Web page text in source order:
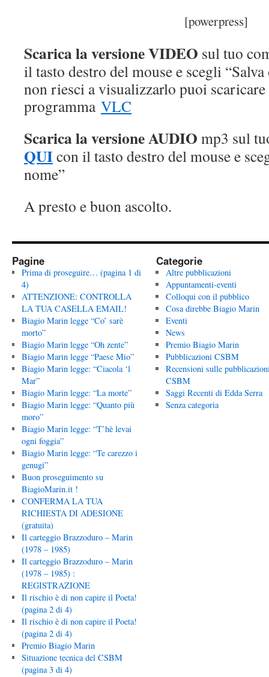
[powerpress]
Scarica la versione VIDEO sul tuo
il tasto destro del mouse e scegli
non riesci a visualizzarlo puoi
programma VLC
Scarica la versione AUDIO mp3 sul
QUIcon il tasto destro del mouse e
nome”
A presto e buon ascolto.
Pagine
Prima di proseguire… (pagina 1 di
4)
ATTENZIONE: CONTROLLA
LA TUA CASELLA EMAIL!
Biagio Marin legge “Co’ sarè
morto”
Biagio Marin legge “Oh zente”
Biagio Marin legge “Paese Mio”
Biagio Marin legge: “Ciacola ‘l
Mar”
Biagio Marin legge: “La morte”
Biagio Marin legge: “Quanto più
moro”
Biagio Marin legge: “T’hè levai
ogni foggia”
Biagio Marin legge: “Te carezzo i
genugi”
Buon proseguimento su
BiagioMarin.it !
CONFERMA LA TUA
RICHIESTA DI ADESIONE
(gratuita)
Il carteggio Brazzoduro – Marin
(1978 – 1985)
Il carteggio Brazzoduro – Marin
(1978 – 1985) :
REGISTRAZIONE
Il rischio è di non capire il Poeta!
(pagina 2 di 4)
Il rischio è di non capire il Poeta!
(pagina 2 di 4)
Premio Biagio Marin
Situazione tecnica del CSBM
(pagina 3 di 4)
Categorie
Altre pubblicazioni
Appuntamenti-eventi
Colloqui con il pubblico
Cosa direbbe Biagio Marin
Eventi
News
Premio Biagio Marin
Pubblicazioni CSBM
Recensioni sulle
CSBM
Saggi Recenti di Edda Serra
Senza categoria